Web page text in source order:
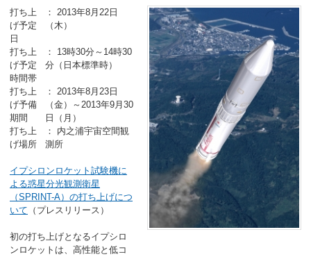
打ち上
げ予定
日
： 2013年8月22日
（木）
打ち上
げ予定
時間帯
： 13時30分～14時30
分（日本標準時）
打ち上
げ予備
期間
： 2013年8月23日
（金）～2013年9月30
日（月）
打ち上
げ場所
： 内之浦宇宙空間観
測所
イプシロンロケット試験機に
よる惑星分光観測衛星
（SPRINT-A）の打ち上げにつ
いて （プレスリリース）
初の打ち上げとなるイプシロ
ンロケットは、高性能と低コ